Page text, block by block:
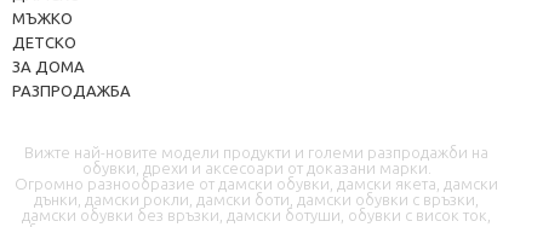
МЪЖКО
ДЕТСКО
ЗА ДОМА
РАЗПРОДАЖБА
Вижте най-новите модели продукти и големи разпродажби на
обувки, дрехи и аксесоари от доказани марки.
Огромно разнообразие от дамски обувки, дамски якета, дамски
дънки, дамски рокли, дамски боти, дамски обувки с връзки,
дамски обувки без връзки, дамски ботуши, обувки с висок ток,